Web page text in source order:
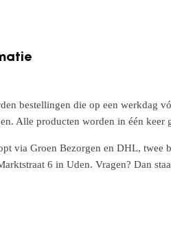
bestellingen die op een werkdag
Alle producten worden in één
via Groen Bezorgen en DHL, twee
6 in Uden. Vragen? Dan